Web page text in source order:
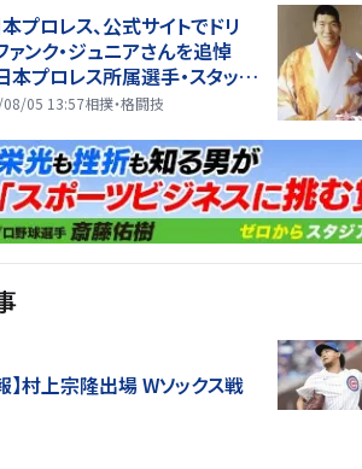
プロレス、公式サイトでドリ
ァンク・ジュニアさんを追悼
本プロレス所属選手・スタッフ
哀悼の意を表し、謹んでご冥
05 13:57相撲・格闘技
】村上宗隆出場 Wソックス戦